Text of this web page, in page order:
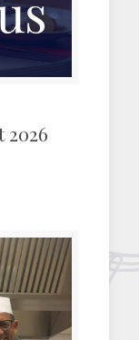
2026